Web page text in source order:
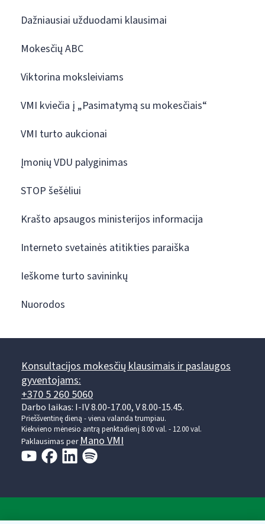
Dažniausiai užduodami klausimai
Mokesčių ABC
Viktorina moksleiviams
VMI kviečia į „Pasimatymą su mokesčiais“
VMI turto aukcionai
Įmonių VDU palyginimas
STOP šešėliui
Krašto apsaugos ministerijos informacija
Interneto svetainės atitikties paraiška
Ieškome turto savininkų
Nuorodos
Konsultacijos mokesčių klausimais ir paslaugos
gyventojams:
+370 5 260 5060
Darbo laikas: I-IV 8.00-17.00, V 8.00-15.45.
Prieššventinę dieną - viena valanda trumpiau.
Kiekvieno mėnesio antrą penktadienį 8.00 val. - 12.00 val.
Paklausimas per Mano VMI